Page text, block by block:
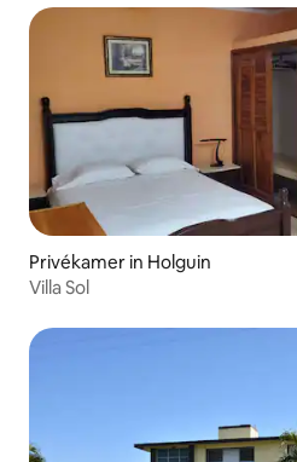
Privékamer in Holguin
Villa Sol